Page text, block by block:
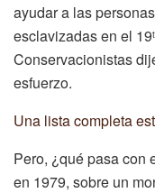
ayudar a las
esclavizadas en el 19
Conservacionistas
esfuerzo.
Una lista completa
Pero, ¿qué pasa con
en 1979, sobre un